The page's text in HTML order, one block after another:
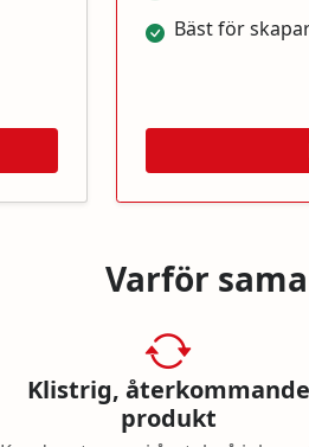
Bäst för
Varför
Klistrig, återkommande
produkt